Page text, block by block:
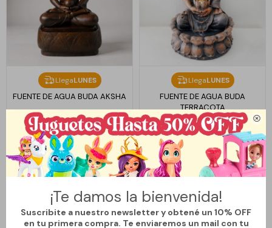

¡Te damos la bienvenida!
Suscribite a nuestro newsletter y obtené un 10% OFF
en tu primera compra. Te enviaremos un mail con tu
LlegaLUNES
FUENTE DE AGUA BUDA AKSHA
$8.990
LlegaLUNES
FUENTE DE AGUA BUDA
TERRACOTA
$4.990